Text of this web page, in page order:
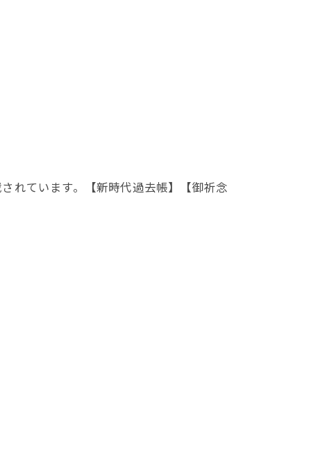
れています。【新時代過去帳】【御祈念